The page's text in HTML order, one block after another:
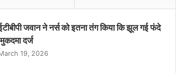
जवान ने नर्स को इतना तंग किया कि झूल गई फंदे
दर्ज
19, 2026